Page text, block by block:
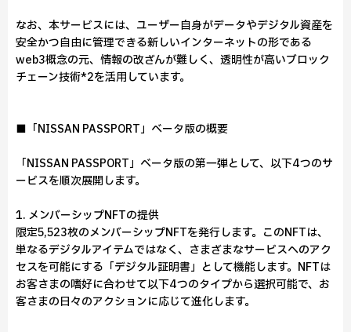
なお、本サービスには、ユーザー自身がデータやデジタル資産を
安全かつ自由に管理できる新しいインターネットの形である
web3概念の元、情報の改ざんが難しく、透明性が高いブロック
チェーン技術*2を活用しています。
■「NISSAN PASSPORT」ベータ版の概要
「NISSAN PASSPORT」ベータ版の第一弾として、以下4つのサ
ービスを順次展開します。
1. メンバーシップNFTの提供
限定5,523枚のメンバーシップNFTを発行します。このNFTは、
単なるデジタルアイテムではなく、さまざまなサービスへのアク
セスを可能にする「デジタル証明書」として機能します。NFTは
お客さまの嗜好に合わせて以下4つのタイプから選択可能で、お
客さまの日々のアクションに応じて進化します。